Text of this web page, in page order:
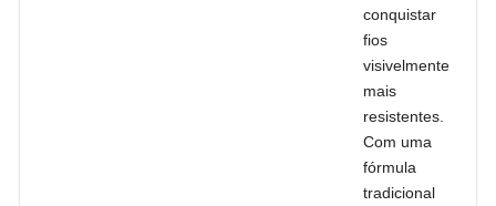
conquistar
fios
visivelmente
mais
resistentes.
Com uma
fórmula
tradicional